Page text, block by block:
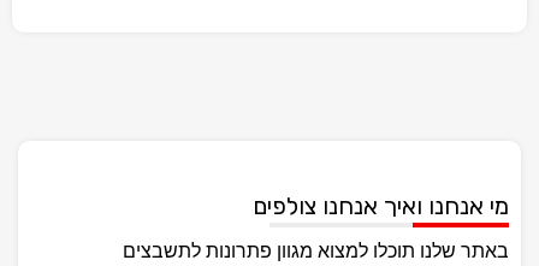
מי אנחנו ואיך אנחנו צולפים
באתר שלנו תוכלו למצוא מגוון פתרונות לתשבצים